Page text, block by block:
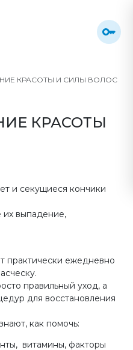
КРАСОТЫ И СИЛЫ ВОЛОС
КРАСОТЫ
и секущиеся кончики
их выпадение,
практически ежедневно
правильный уход, а
для восстановления
как помочь:
витамины, факторы